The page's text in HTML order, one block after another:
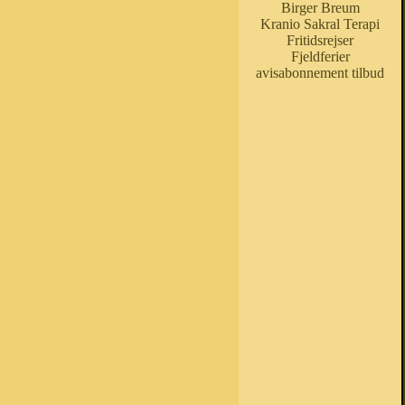
Birger Breum
Kranio Sakral Terapi
Fritidsrejser
Fjeldferier
avisabonnement tilbud